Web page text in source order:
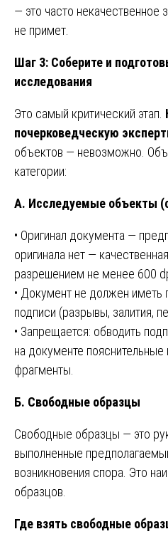
— это часто некачественное
не примет.
Шаг 3: Соберите и
исследования
Это самый критический этап.
почерковедческую
объектов — невозможно.
категории:
А. Исследуемые объекты
• Оригинал документа —
оригинала нет —
разрешением не менее 600
• Документ не должен иметь
подписи (разрывы, залития,
• Запрещается: обводить
на документе пояснительные
фрагменты.
Б. Свободные образцы
Свободные образцы — это
выполненные
возникновения спора. Это
образцов.
Где взять свободные